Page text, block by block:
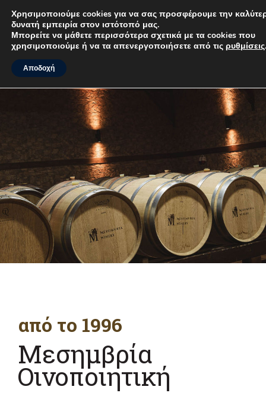
από το 1996
Μεσημβρία
Οινοποιητική
Χρησιμοποιούμε cookies για να σας προσφέρουμε την
καλύτερη δυνατή εμπειρία στον ιστότοπό μας.
Μπορείτε να μάθετε περισσότερα σχετικά με τα cookies που
χρησιμοποιούμε ή να τα απενεργοποιήσετε από τις
ρυθμίσεις.
Αποδοχή